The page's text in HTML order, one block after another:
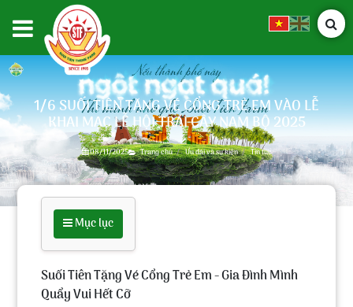
1/6 SUỐI TIÊN TẶNG VÉ CỔNG TRẺ EM VÀO LỄ
KHAI MẠC LỄ HỘI TRÁI CÂY NAM BỘ 2025
08/11/2025 Trang chủ Ưu đãi và sự kiện Tin tức
Mục lục
Suối Tiên Tặng Vé Cổng Trẻ Em - Gia Đình Mình
Quẩy Vui Hết Cỡ